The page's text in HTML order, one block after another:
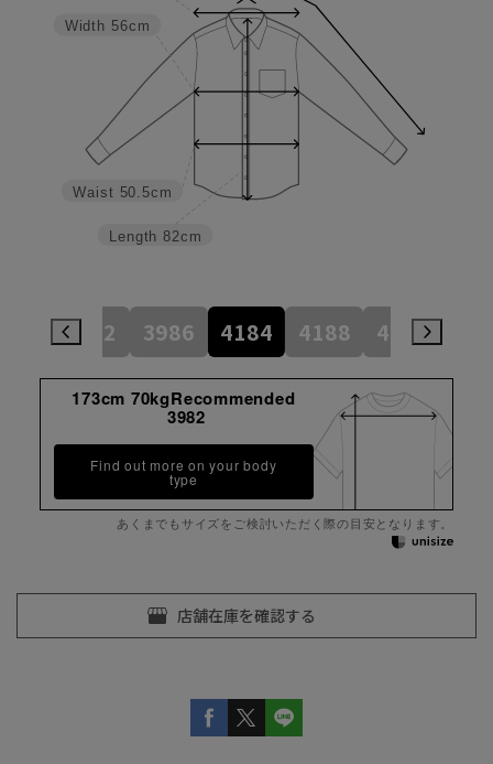
Length 82cm
Waist 50.5cm
Width 56cm
3982 3986 4184 4188 4386
173cm 70kgRecommended
3982
Find out more on your body
type
あくまでもサイズをご検討いただく際の目安となります。